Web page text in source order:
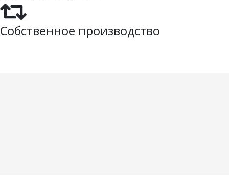
Собственное производство